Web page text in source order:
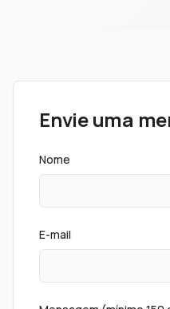
Envie uma
Nome
E-mail